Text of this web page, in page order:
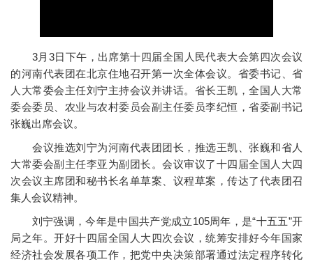
3月3日下午，出席第十四届全国人民代表大会第四次会议
的河南代表团在北京住地召开第一次全体会议。省委书记、省
人大常委会主任刘宁主持会议并讲话。省长王凯，全国人大常
委会委员、农业与农村委员会副主任委员李纪恒，省委副书记
张巍出席会议。
会议推选刘宁为河南代表团团长，推选王凯、张巍和省人
大常委会副主任李亚为副团长。会议审议了十四届全国人大四
次会议主席团和秘书长名单草案、议程草案，传达了代表团召
集人会议精神。
刘宁强调，今年是中国共产党成立105周年，是“十五五”开
局之年。开好十四届全国人大四次会议，统筹安排好今年国家
经济社会发展各项工作，把党中央决策部署通过法定程序转化